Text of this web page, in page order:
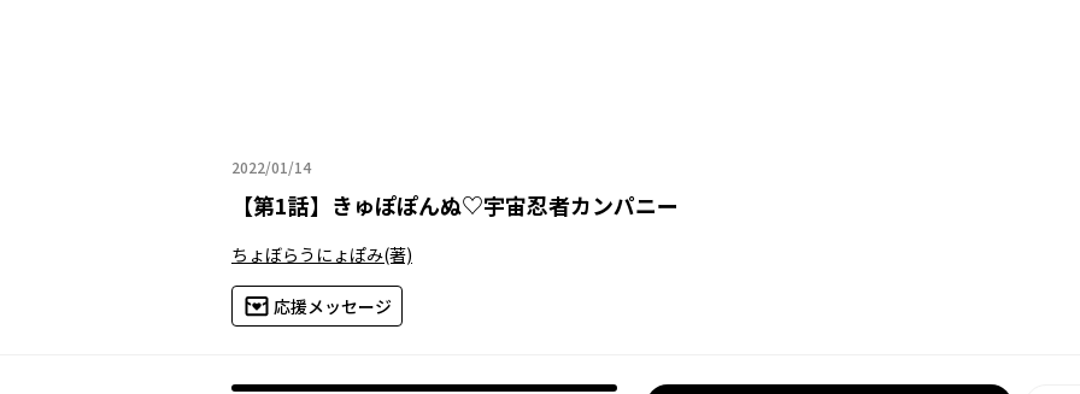
2022/01/14
2022年01月14日
【第1話】 きゅぽぽんぬ♡宇宙忍者カンパニー
ちょぼらうにょぽみ(著)
応援メッセージ